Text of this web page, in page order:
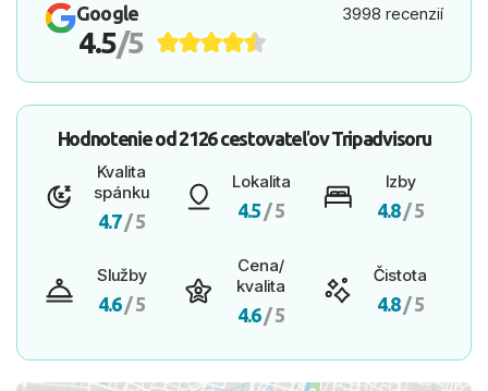
Google 3998 recenzií
4.5/5
Hodnotenie od2126 cestovateľovTripadvisoru
Kvalita
spánku
4.7/ 5
Lokalita
4.5 / 5
Izby
4.8/ 5
Služby
4.6/ 5
Cena/
kvalita
4.6/ 5
Čistota
4.8/ 5